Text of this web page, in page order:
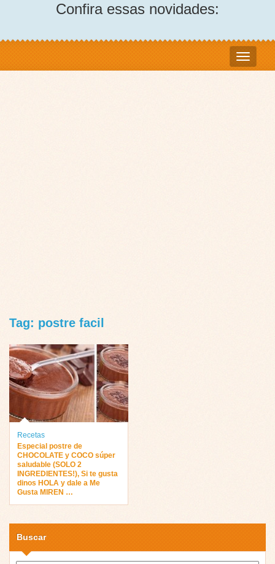
Confira essas novidades:
Tag: postre facil
Recetas
Especial postre de
CHOCOLATE y COCO súper
saludable (SOLO 2
INGREDIENTES!), Si te gusta
dinos HOLA y dale a Me
Gusta MIREN …
Buscar